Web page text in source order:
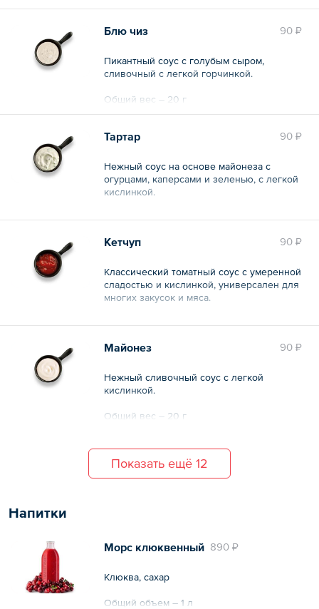
90 ₽
Блю чиз
Пикантный соус с голубым сыром,
сливочный с легкой горчинкой.
Общий вес – 20 г
90 ₽
Тартар
Нежный соус на основе майонеза с
огурцами, каперсами и зеленью, с легкой
кислинкой.
Общий вес – 20 г
90 ₽
Кетчуп
Классический томатный соус с умеренной
сладостью и кислинкой, универсален для
многих закусок и мяса.
Общий вес – 20 г
90 ₽
Майонез
Нежный сливочный соус с легкой
кислинкой.
Общий вес – 20 г
Показать ещё 12
Напитки
890 ₽
Морс клюквенный
Клюква, сахар
Общий объем – 1 л